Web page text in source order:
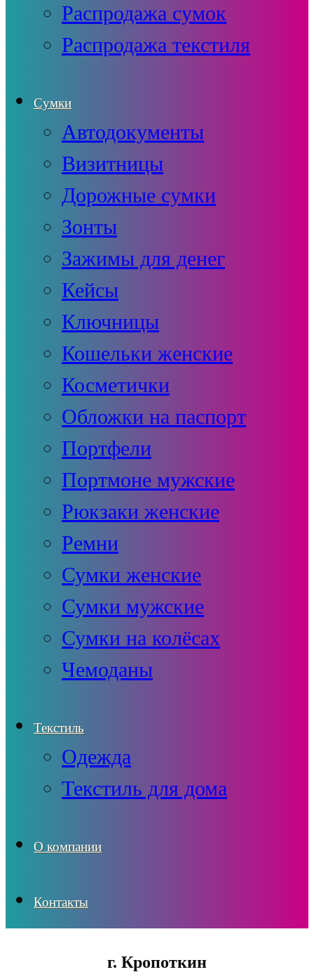
Распродажа сумок
Распродажа текстиля
Сумки
Автодокументы
Визитницы
Дорожные сумки
Зонты
Зажимы для денег
Кейсы
Ключницы
Кошельки женские
Косметички
Обложки на паспорт
Портфели
Портмоне мужские
Рюкзаки женские
Ремни
Сумки женские
Сумки мужские
Сумки на колёсах
Чемоданы
Текстиль
Одежда
Текстиль для дома
О компании
Контакты
г. Кропоткин